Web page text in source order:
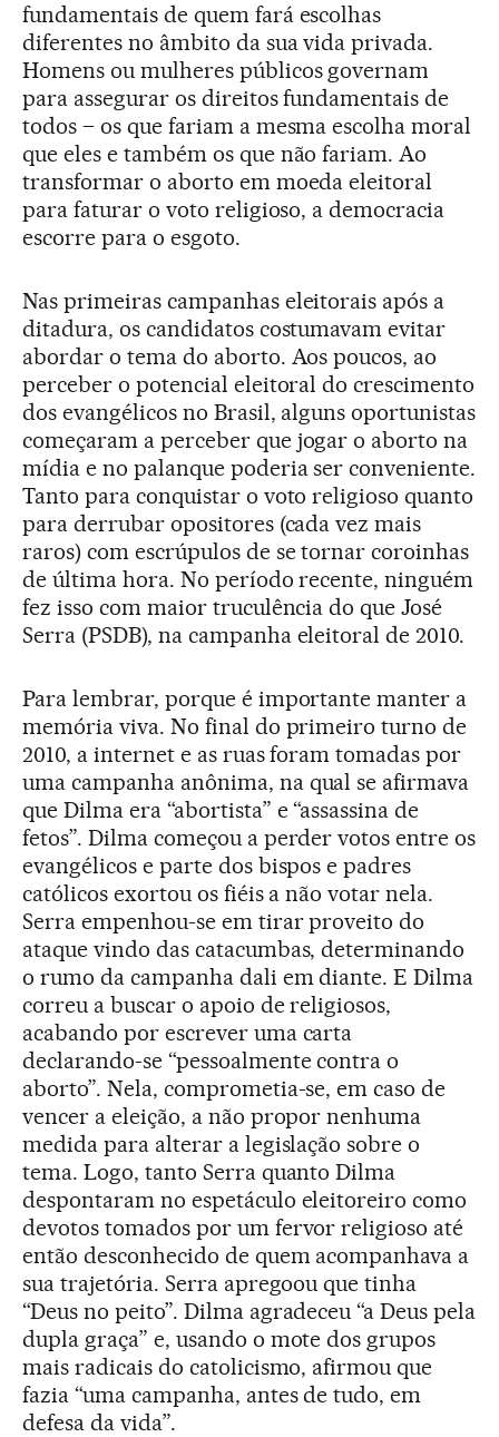
fundamentais de quem fará escolhas
diferentes no âmbito da sua vida privada.
Homens ou mulheres públicos governam
para assegurar os direitos fundamentais de
todos – os que fariam a mesma escolha moral
que eles e também os que não fariam. Ao
transformar o aborto em moeda eleitoral
para faturar o voto religioso, a democracia
escorre para o esgoto.
Nas primeiras campanhas eleitorais após a
ditadura, os candidatos costumavam evitar
abordar o tema do aborto. Aos poucos, ao
perceber o potencial eleitoral do crescimento
dos evangélicos no Brasil, alguns oportunistas
começaram a perceber que jogar o aborto na
mídia e no palanque poderia ser conveniente.
Tanto para conquistar o voto religioso quanto
para derrubar opositores (cada vez mais
raros) com escrúpulos de se tornar coroinhas
de última hora. No período recente, ninguém
fez isso com maior truculência do que José
Serra (PSDB), na campanha eleitoral de 2010.
Para lembrar, porque é importante manter a
memória viva. No final do primeiro turno de
2010, a internet e as ruas foram tomadas por
uma campanha anônima, na qual se afirmava
que Dilma era “abortista” e “assassina de
fetos”. Dilma começou a perder votos entre os
evangélicos e parte dos bispos e padres
católicos exortou os fiéis a não votar nela.
Serra empenhou-se em tirar proveito do
ataque vindo das catacumbas, determinando
o rumo da campanha dali em diante. E Dilma
correu a buscar o apoio de religiosos,
acabando por escrever uma carta
declarando-se “pessoalmente contra o
aborto”. Nela, comprometia-se, em caso de
vencer a eleição, a não propor nenhuma
medida para alterar a legislação sobre o
tema. Logo, tanto Serra quanto Dilma
despontaram no espetáculo eleitoreiro como
devotos tomados por um fervor religioso até
então desconhecido de quem acompanhava a
sua trajetória. Serra apregoou que tinha
“Deus no peito”. Dilma agradeceu “a Deus pela
dupla graça” e, usando o mote dos grupos
mais radicais do catolicismo, afirmou que
fazia “uma campanha, antes de tudo, em
defesa da vida”.